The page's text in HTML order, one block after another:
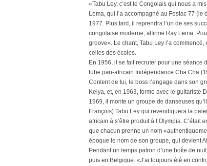
«Tabu Ley, c’est le Congolais qui nous a
Lema, qui l’a accompagné au Festac 77
1977. Plus tard, il reprendra l’un de ses
congolaise moderne, affirme Ray Lema.
groove». Le chant, Tabu Ley l’a
celles des écoles.
En 1956, il se fait recruter pour une séance
tube pan-africain Indépendance Cha Cha
Content de lui, le boss l’engage dans son
Kelya, et, en 1963, forme avec le guitariste
1969, il monte un groupe de danseuses
François).Tabu Ley qui revendiquera la
africain à s’être produit à l’Olympia.
que chacun prenne un nom
époque le nom de son groupe, qui devient
Pendant un temps patron d’une boîte de
puis en Belgique. «J’ai toujours été en